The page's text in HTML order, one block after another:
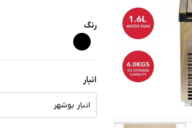
رنگ
انبار
انبار بوشهر